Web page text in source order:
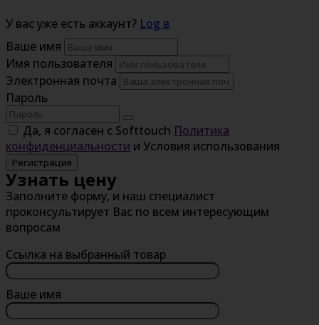
У вас уже есть аккаунт? Log в
Ваше имя
Имя пользователя
Электронная почта
Пароль
Да, я согласен с Softtouch Политика
конфиденциальности и Условия использования
Регистрация
Узнать цену
Заполните форму, и наш специалист
проконсультирует Вас по всем интересующим
вопросам
Ссылка на выбранный товар
Ваше имя